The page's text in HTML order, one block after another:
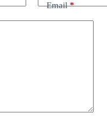
Email*